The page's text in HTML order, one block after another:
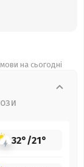
на сьогодні
32°/21°